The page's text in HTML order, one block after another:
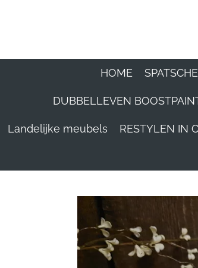
hoofdinhoud
HOME
DUBBELLEVEN
Landelijke meubels RESTYLEN IN